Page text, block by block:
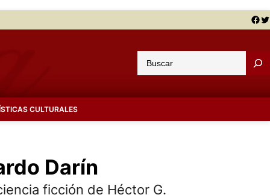
Facebook Twitter
u
a
CULTURALES
Darín
ficción de Héctor G.